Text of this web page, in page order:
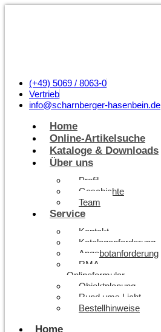
(+49) 5069 / 8063-0
Vertrieb
info@scharnberger-hasenbein.de
Home
Online-Artikelsuche
Kataloge & Downloads
Über uns
Profil
Geschichte
Team
Service
Kontakt
Kataloganforderung
Angebotanforderung
RMA
Onlineformular
Objektplanung
Rund ums Licht
Bestellhinweise
Home